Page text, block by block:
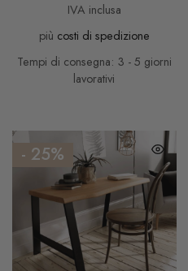
IVA inclusa
più costi di spedizione
Tempi di consegna: 3 - 5 giorni
lavorativi
- 25%